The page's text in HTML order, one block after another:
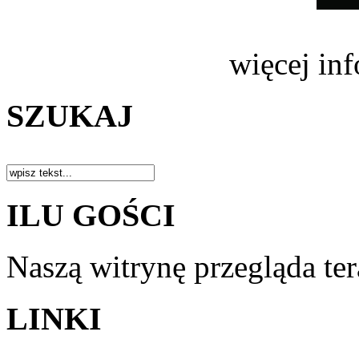
więcej
SZUKAJ
ILU GOŚCI
Naszą witrynę przegląda
LINKI